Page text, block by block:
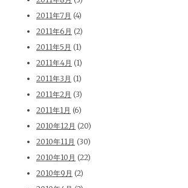
2011年7月 (4)
2011年6月 (2)
2011年5月 (1)
2011年4月 (1)
2011年3月 (1)
2011年2月 (3)
2011年1月 (6)
2010年12月 (20)
2010年11月 (30)
2010年10月 (22)
2010年9月 (2)